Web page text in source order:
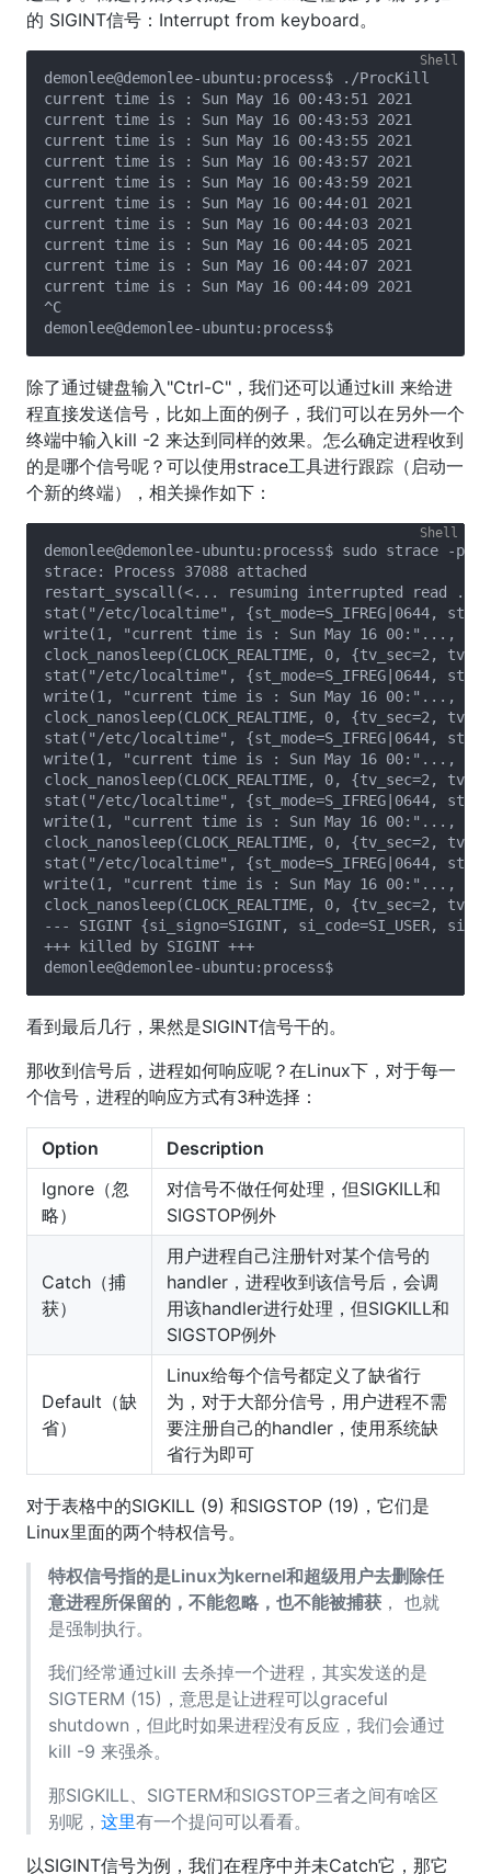
的 SIGINT信号：Interrupt from keyboard。
demonlee@demonlee-ubuntu:process$ ./ProcKill
current time is : Sun May 16 00:43:51 2021
current time is : Sun May 16 00:43:53 2021
current time is : Sun May 16 00:43:55 2021
current time is : Sun May 16 00:43:57 2021
current time is : Sun May 16 00:43:59 2021
current time is : Sun May 16 00:44:01 2021
current time is : Sun May 16 00:44:03 2021
current time is : Sun May 16 00:44:05 2021
current time is : Sun May 16 00:44:07 2021
current time is : Sun May 16 00:44:09 2021
^C
除了通过键盘输入"Ctrl-C"，我们还可以通过kill 来给进
程直接发送信号，比如上面的例子，我们可以在另外一个
终端中输入kill -2 来达到同样的效果。怎么确定进程收到
的是哪个信号呢？可以使用strace工具进行跟踪（启动一
个新的终端），相关操作如下：
demonlee@demonlee-ubuntu:process$ sudo strace -p
strace: Process 37088 attached
restart_syscall(<... resuming interrupted read
stat("/etc/localtime", {st_mode=S_IFREG|0644,
write(1, "current time is : Sun May 16 00:"...,
clock_nanosleep(CLOCK_REALTIME, 0, {tv_sec=2,
stat("/etc/localtime", {st_mode=S_IFREG|0644,
write(1, "current time is : Sun May 16 00:"...,
clock_nanosleep(CLOCK_REALTIME, 0, {tv_sec=2,
stat("/etc/localtime", {st_mode=S_IFREG|0644,
write(1, "current time is : Sun May 16 00:"...,
clock_nanosleep(CLOCK_REALTIME, 0, {tv_sec=2,
stat("/etc/localtime", {st_mode=S_IFREG|0644,
write(1, "current time is : Sun May 16 00:"...,
clock_nanosleep(CLOCK_REALTIME, 0, {tv_sec=2,
stat("/etc/localtime", {st_mode=S_IFREG|0644,
write(1, "current time is : Sun May 16 00:"...,
clock_nanosleep(CLOCK_REALTIME, 0, {tv_sec=2,
--- SIGINT {si_signo=SIGINT, si_code=SI_USER,
+++ killed by SIGINT +++
看到最后几行，果然是SIGINT信号干的。
那收到信号后，进程如何响应呢？在Linux下，对于每一
个信号，进程的响应方式有3种选择：
Option
Description
Ignore（忽
略）
对信号不做任何处理，但SIGKILL和
SIGSTOP例外
Catch（捕
获）
用户进程自己注册针对某个信号的
handler，进程收到该信号后，会调
用该handler进行处理，但SIGKILL和
SIGSTOP例外
Default（缺
省）
Linux给每个信号都定义了缺省行
为，对于大部分信号，用户进程不需
要注册自己的handler，使用系统缺
省行为即可
对于表格中的SIGKILL (9) 和SIGSTOP (19)，它们是
Linux里面的两个特权信号。
特权信号指的是Linux为kernel和超级用户去删除任
意进程所保留的，不能忽略，也不能被捕获 ， 也就
是强制执行。
我们经常通过kill 去杀掉一个进程，其实发送的是
SIGTERM (15)，意思是让进程可以graceful
shutdown，但此时如果进程没有反应，我们会通过
kill -9 来强杀。
那SIGKILL、SIGTERM和SIGSTOP三者之间有啥区
别呢， 这里有一个提问可以看看。
以SIGINT信号为例，我们在程序中并未Catch它，那它